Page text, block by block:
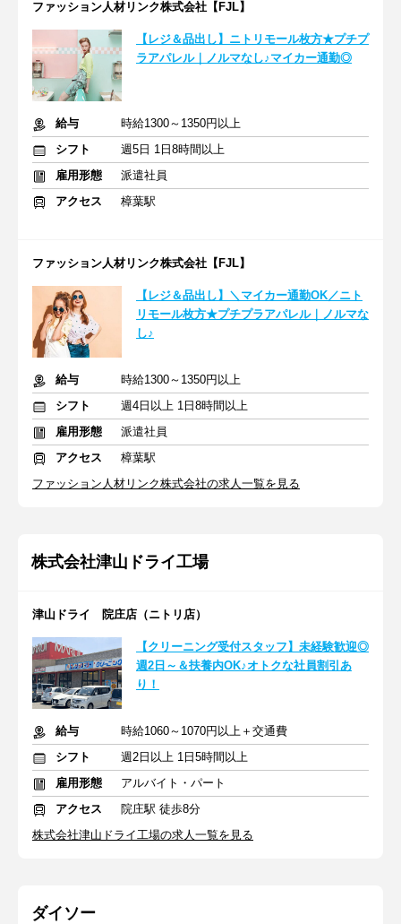
ファッション人材リンク株式会社【FJL】
【レジ＆品出し】ニトリモール枚方★プチプ
ラアパレル｜ノルマなし♪マイカー通勤◎
給与
時給1300～1350円以上
シフト
週5日 1日8時間以上
雇用形態
派遣社員
アクセス
樟葉駅
ファッション人材リンク株式会社【FJL】
【レジ＆品出し】＼マイカー通勤OK／ニト
リモール枚方★プチプラアパレル｜ノルマな
し♪
給与
時給1300～1350円以上
シフト
週4日以上 1日8時間以上
雇用形態
派遣社員
アクセス
樟葉駅
ファッション人材リンク株式会社の求人一覧を見る
株式会社津山ドライ工場
津山ドライ 院庄店（ニトリ店）
【クリーニング受付スタッフ】未経験歓迎◎
週2日～＆扶養内OK♪オトクな社員割引あ
り！
給与
時給1060～1070円以上＋交通費
シフト
週2日以上 1日5時間以上
雇用形態
アルバイト・パート
アクセス
院庄駅 徒歩8分
株式会社津山ドライ工場の求人一覧を見る
ダイソー